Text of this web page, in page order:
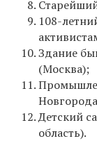
108-
Здание
(Москва);
Детский
область).